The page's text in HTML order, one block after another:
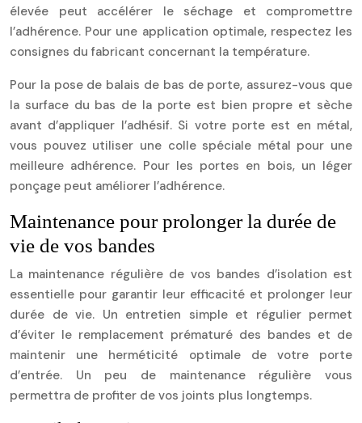
élevée peut accélérer le séchage et compromettre
l’adhérence. Pour une application optimale, respectez les
consignes du fabricant concernant la température.
Pour la pose de balais de bas de porte, assurez-vous que
la surface du bas de la porte est bien propre et sèche
avant d’appliquer l’adhésif. Si votre porte est en métal,
vous pouvez utiliser une colle spéciale métal pour une
meilleure adhérence. Pour les portes en bois, un léger
ponçage peut améliorer l’adhérence.
Maintenance pour prolonger la durée de
vie de vos bandes
La maintenance régulière de vos bandes d’isolation est
essentielle pour garantir leur efficacité et prolonger leur
durée de vie. Un entretien simple et régulier permet
d’éviter le remplacement prématuré des bandes et de
maintenir une herméticité optimale de votre porte
d’entrée. Un peu de maintenance régulière vous
permettra de profiter de vos joints plus longtemps.